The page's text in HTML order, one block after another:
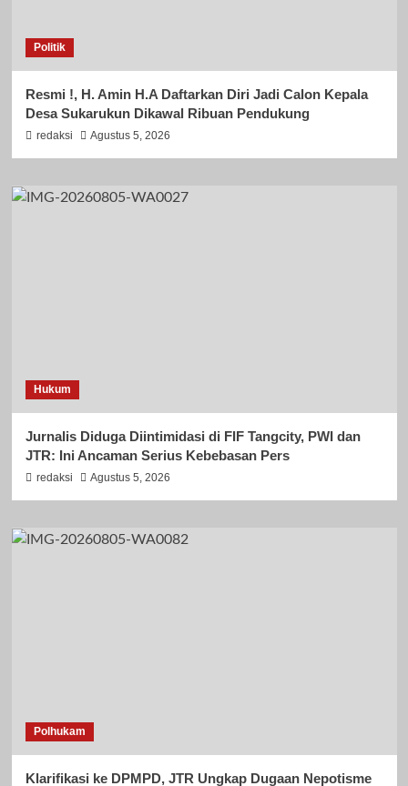
Politik
Resmi !, H. Amin H.A Daftarkan Diri Jadi Calon Kepala
Desa Sukarukun Dikawal Ribuan Pendukung
redaksi Agustus 5, 2026
Hukum
Jurnalis Diduga Diintimidasi di FIF Tangcity, PWI dan
JTR: Ini Ancaman Serius Kebebasan Pers
redaksi Agustus 5, 2026
Polhukam
Klarifikasi ke DPMPD, JTR Ungkap Dugaan Nepotisme